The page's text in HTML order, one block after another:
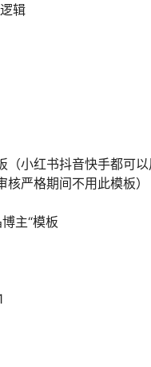
辑
小红书抖音快手都可以
严格期间不用此模板）
主“模板